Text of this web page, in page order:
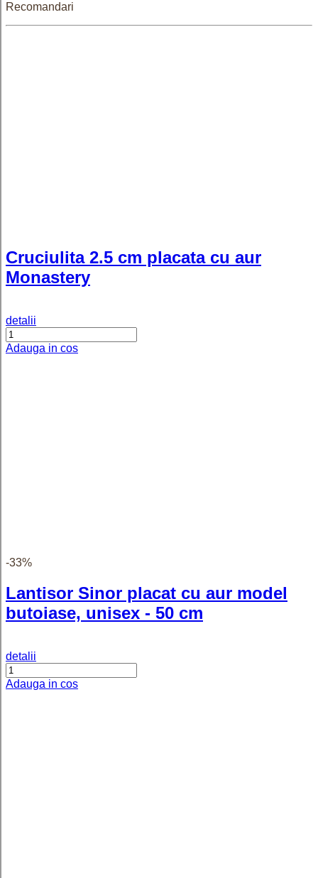
Recomandari
detalii
-32%
(1)
detalii
Adauga in cos
-41%
Bratara impletita placata cu aur